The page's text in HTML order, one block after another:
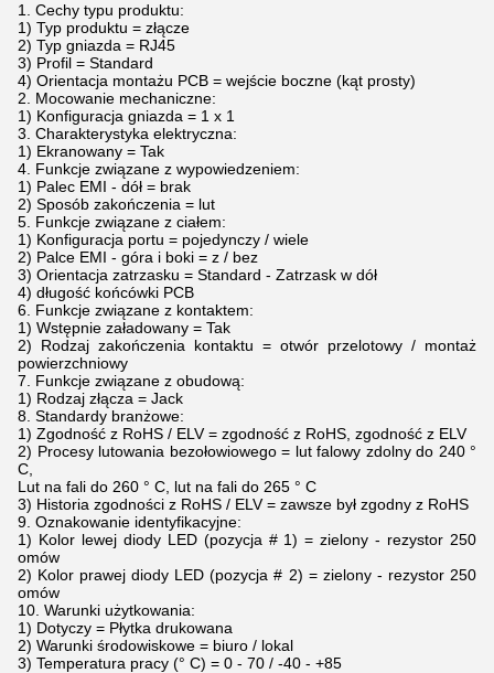
1. Cechy typu produktu:
1) Typ produktu = złącze
2) Typ gniazda = RJ45
3) Profil = Standard
4) Orientacja montażu PCB = wejście boczne (kąt prosty)
2. Mocowanie mechaniczne:
1) Konfiguracja gniazda = 1 x 1
3. Charakterystyka elektryczna:
1) Ekranowany = Tak
4. Funkcje związane z wypowiedzeniem:
1) Palec EMI - dół = brak
2) Sposób zakończenia = lut
5. Funkcje związane z ciałem:
1) Konfiguracja portu = pojedynczy / wiele
2) Palce EMI - góra i boki = z / bez
3) Orientacja zatrzasku = Standard - Zatrzask w dół
4) długość końcówki PCB
6. Funkcje związane z kontaktem:
1) Wstępnie załadowany = Tak
2) Rodzaj zakończenia kontaktu = otwór przelotowy / montaż
powierzchniowy
7. Funkcje związane z obudową:
1) Rodzaj złącza = Jack
8. Standardy branżowe:
1) Zgodność z RoHS / ELV = zgodność z RoHS, zgodność z ELV
2) Procesy lutowania bezołowiowego = lut falowy zdolny do 240 °
C,
Lut na fali do 260 ° C, lut na fali do 265 ° C
3) Historia zgodności z RoHS / ELV = zawsze był zgodny z RoHS
9. Oznakowanie identyfikacyjne:
1) Kolor lewej diody LED (pozycja # 1) = zielony - rezystor 250
omów
2) Kolor prawej diody LED (pozycja # 2) = zielony - rezystor 250
omów
10. Warunki użytkowania:
1) Dotyczy = Płytka drukowana
2) Warunki środowiskowe = biuro / lokal
3) Temperatura pracy (° C) = 0 - 70 / -40 - +85